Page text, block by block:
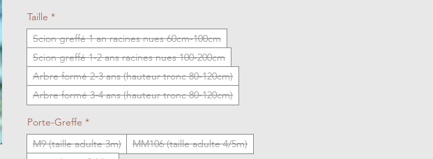
Taille *
Scion greffé 1 an racines nues 60cm-100cm
Scion greffé 1-2 ans racines nues 100-200cm
Arbre formé 2-3 ans (hauteur tronc 80-120cm)
Arbre formé 3-4 ans (hauteur tronc 80-120cm)
Porte-Greffe *
M9 (taille adulte 3m)
MM106 (taille adulte 4/5m)